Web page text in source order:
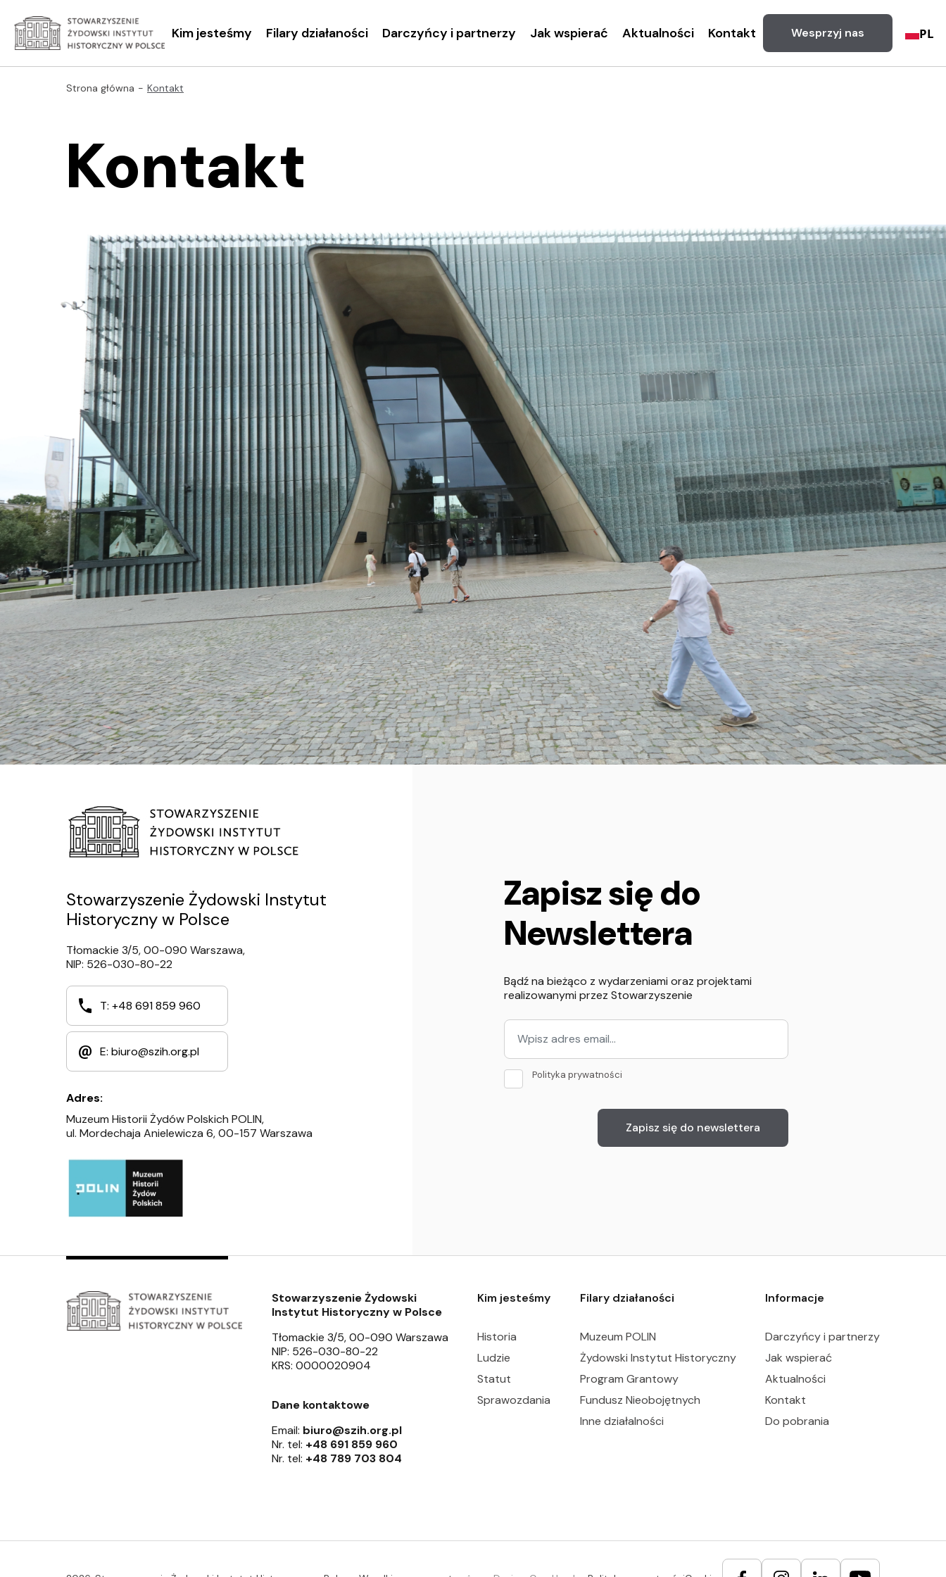
Kim jesteśmy Filary działaności Darczyńcy i partnerzy Jak wspierać Aktualności Kontakt Wesprzyj nas PL
Strona główna Kontakt
Kontakt
Stowarzyszenie Żydowski Instytut
Historyczny w Polsce
Tłomackie 3/5, 00-090 Warszawa,
NIP: 526-030-80-22
T: +48 691 859 960
E: biuro@szih.org.pl
Adres:
Muzeum Historii Żydów Polskich POLIN,
ul. Mordechaja Anielewicza 6, 00-157 Warszawa
Zapisz się do
Newslettera
Bądź na bieżąco z wydarzeniami oraz projektami
realizowanymi przez Stowarzyszenie
Polityka prywatności
Zapisz się do newslettera
Stowarzyszenie Żydowski
Instytut Historyczny w Polsce
Tłomackie 3/5, 00-090 Warszawa
NIP: 526-030-80-22
KRS: 0000020904
Dane kontaktowe
Email: biuro@szih.org.pl
Nr. tel: +48 691 859 960
Nr. tel: +48 789 703 804
Kim jesteśmy
Historia
Ludzie
Statut
Sprawozdania
Filary działaności
Muzeum POLIN
Żydowski Instytut Historyczny
Program Grantowy
Fundusz Nieobojętnych
Inne działalności
Informacje
Darczyńcy i partnerzy
Jak wspierać
Aktualności
Kontakt
Do pobrania